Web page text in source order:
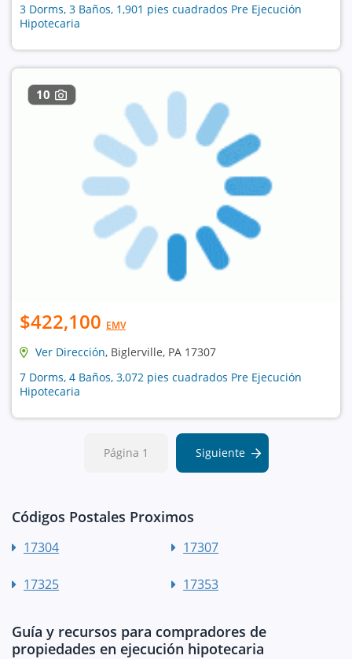
3 Dorms, 3 Baños, 1,901 pies cuadrados Pre Ejecución
Hipotecaria
10
$422,100 EMV
Ver Dirección, Biglerville, PA 17307
7 Dorms, 4 Baños, 3,072 pies cuadrados Pre Ejecución
Hipotecaria
Página 1 Siguiente
Códigos Postales Proximos
17304 17307
17325 17353
Guía y recursos para compradores de
propiedades en ejecución hipotecaria